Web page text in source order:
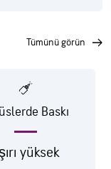
tümünü görün
Baskı
yüksek